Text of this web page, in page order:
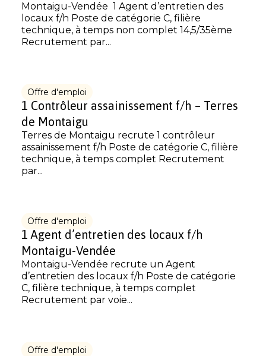
Montaigu-Vendée 1 Agent d’entretien des
locaux f/h Poste de catégorie C, filière
technique, à temps non complet 14,5/35ème
Recrutement par...
Offre d'emploi
1 Contrôleur assainissement f/h – Terres
de Montaigu
Terres de Montaigu recrute 1 contrôleur
assainissement f/h Poste de catégorie C, filière
technique, à temps complet Recrutement
par...
Offre d'emploi
1 Agent d’entretien des locaux f/h
Montaigu-Vendée
Montaigu-Vendée recrute un Agent
d’entretien des locaux f/h Poste de catégorie
C, filière technique, à temps complet
Recrutement par voie...
Offre d'emploi